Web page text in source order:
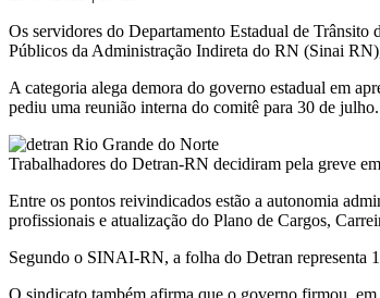
Os servidores do Departamento Estadual de
Públicos da Administração Indireta do RN (Sinai
A categoria alega demora do governo estadual em
pediu uma reunião interna do comitê para 30 de
Trabalhadores do Detran-RN decidiram pela greve
Entre os pontos reivindicados estão a autonomia
profissionais e atualização do Plano de Cargos,
Segundo o SINAI-RN, a folha do Detran representa
O sindicato também afirma que o governo firmou,